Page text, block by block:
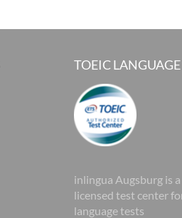
TOEIC LANGUAGE
inlingua Augsburg is a
licensed test center
language tests